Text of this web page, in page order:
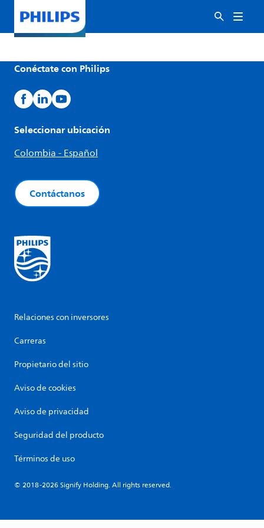
Conéctate con Philips
Seleccionar ubicación
Colombia - Español
Contáctanos
Relaciones con inversores
Carreras
Propietario del sitio
Aviso de cookies
Aviso de privacidad
Seguridad del producto
Términos de uso
© 2018-2026 Signify Holding. All rights reserved.